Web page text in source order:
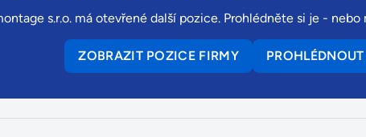
s.r.o. má otevřené další pozice. Prohlédněte si je -
ZOBRAZIT POZICE FIRMY